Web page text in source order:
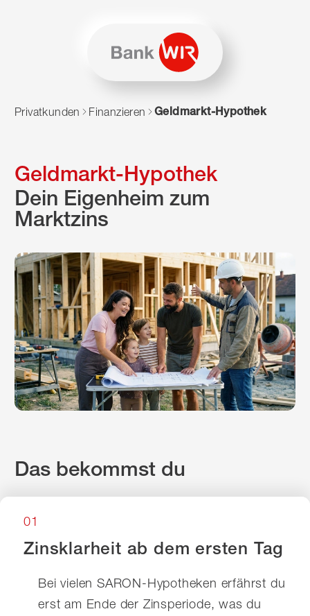
Zum Navigieren dieser Seite wird JavaScript benötigt.
Privatkunden Finanzieren Geldmarkt-Hypothek
Geldmarkt-Hypothek
Dein Eigenheim zum
Marktzins
Das bekommst du
01
Zinsklarheit ab dem ersten Tag
Bei vielen SARON-Hypotheken erfährst du
erst am Ende der Zinsperiode, was du